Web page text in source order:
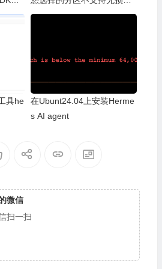
本可
整容量操作
具he
在Ubunt24.04上安装Herme
s AI agent
微信
扫一扫